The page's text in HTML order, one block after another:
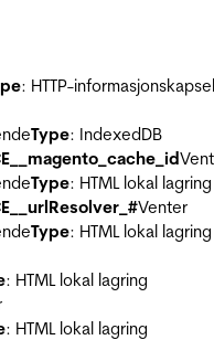
: HTTP-informasjonskapsel
Type: IndexedDB
Type: HTML lokal lagring
Venter
Type: HTML lokal lagring
: HTML lokal lagring
: HTML lokal lagring